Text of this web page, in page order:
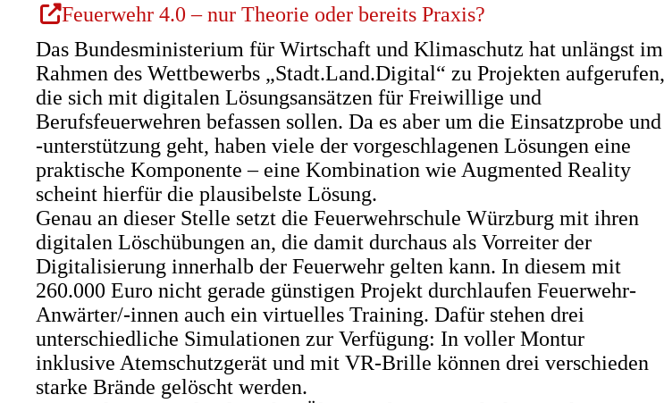
(Öffnet
in
einem
neuen
Tab)
Feuerwehr 4.0 – nur Theorie oder bereits Praxis?
Das Bundesministerium für Wirtschaft und Klimaschutz hat unlängst im
Rahmen des Wettbewerbs „Stadt.Land.Digital“ zu Projekten aufgerufen,
die sich mit digitalen Lösungsansätzen für Freiwillige und
Berufsfeuerwehren befassen sollen. Da es aber um die Einsatzprobe und
-unterstützung geht, haben viele der vorgeschlagenen Lösungen eine
praktische Komponente – eine Kombination wie Augmented Reality
scheint hierfür die plausibelste Lösung.
Genau an dieser Stelle setzt die Feuerwehrschule Würzburg mit ihren
digitalen Löschübungen an, die damit durchaus als Vorreiter der
Digitalisierung innerhalb der Feuerwehr gelten kann. In diesem mit
260.000 Euro nicht gerade günstigen Projekt durchlaufen Feuerwehr-
Anwärter/-innen auch ein virtuelles Training. Dafür stehen drei
unterschiedliche Simulationen zur Verfügung: In voller Montur
inklusive Atemschutzgerät und mit VR-Brille können drei verschieden
starke Brände gelöscht werden.